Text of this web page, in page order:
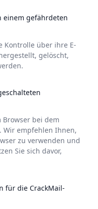
einem gefährdeten
Kontrolle über ihre E-
gelöscht,
bei dem
Wir empfehlen Ihnen,
zu verwenden und
Sie sich davor,
für die CrackMail-